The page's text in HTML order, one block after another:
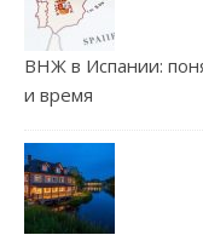
ВНЖ в Испании:
и время